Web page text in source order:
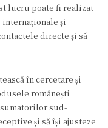
lucru poate fi realizat
și
directe și să
în cercetare și
românești
sud-
și să își ajusteze